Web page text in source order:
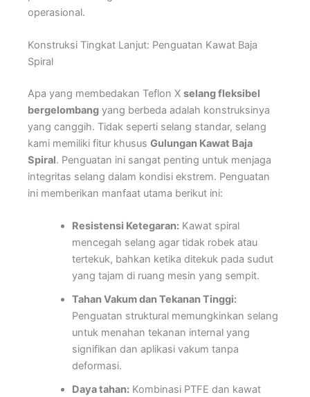
operasional.
Konstruksi Tingkat Lanjut: Penguatan Kawat Baja
Spiral
Apa yang membedakan Teflon X selang fleksibel
bergelombang yang berbeda adalah konstruksinya
yang canggih. Tidak seperti selang standar, selang
kami memiliki fitur khusus Gulungan Kawat Baja
Spiral. Penguatan ini sangat penting untuk menjaga
integritas selang dalam kondisi ekstrem. Penguatan
ini memberikan manfaat utama berikut ini:
Resistensi Ketegaran:Kawat spiral
mencegah selang agar tidak robek atau
tertekuk, bahkan ketika ditekuk pada sudut
yang tajam di ruang mesin yang sempit.
Tahan Vakum dan Tekanan Tinggi:
Penguatan struktural memungkinkan selang
untuk menahan tekanan internal yang
signifikan dan aplikasi vakum tanpa
deformasi.
Daya tahan:Kombinasi PTFE dan kawat